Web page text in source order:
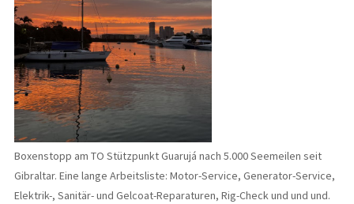
Boxenstopp am TO Stützpunkt Guarujá nach 5.000 Seemeilen seit
Gibraltar. Eine lange Arbeitsliste: Motor-Service, Generator-Service,
Elektrik-, Sanitär- und Gelcoat-Reparaturen, Rig-Check und und und.